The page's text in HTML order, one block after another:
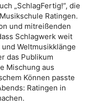
„SchlagFertig!“, die
Ratingen.
und mitreißenden
Schlagwerk weit
Weltmusikklänge
das Publikum
Mischung aus
Können passte
Ratingen in